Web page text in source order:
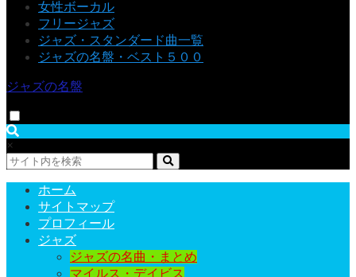
女性ボーカル
フリージャズ
ジャズ・スタンダード曲一覧
ジャズの名盤・ベスト５００
ジャズの名盤
×
ホーム
サイトマップ
プロフィール
ジャズ
ジャズの名曲・まとめ
マイルス・デイビス